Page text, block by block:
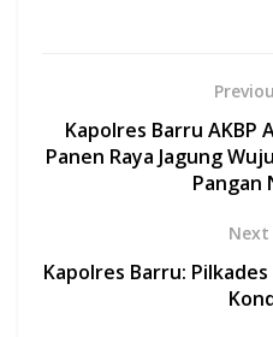
o
o
A
p
er
Kapolres Barru AKBP
Panen Raya Jagung
Pangan
Next
Kapolres Barru: